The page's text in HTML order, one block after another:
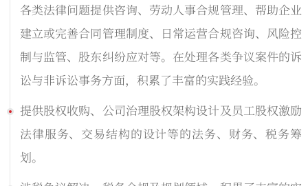
各类法律问题提供咨询、劳动人事合规管理、帮助企业
建立或完善合同管理制度、日常运营合规咨询、风险控
制与监管、股东纠纷应对等。在处理各类争议案件的诉
讼与非诉讼事务方面，积累了丰富的实践经验。
提供股权收购、公司治理股权架构设计及员工股权激励
法律服务、交易结构的设计等的法务、财务、税务筹
划。